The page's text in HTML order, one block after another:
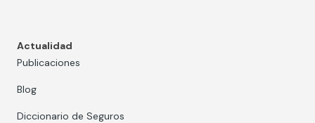
Actualidad
Publicaciones
Blog
Diccionario de Seguros